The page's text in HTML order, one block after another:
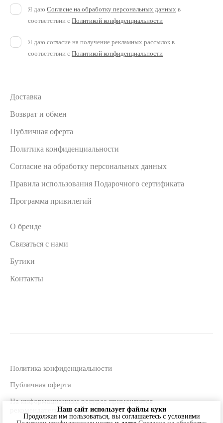
Доставка
Возврат и обмен
Публичная оферта
Политика конфиденциальности
Согласие на обработку персональных данных
Правила использования Подарочного сертификата
Программа привилегий
О бренде
Связаться с нами
Бутики
Контакты
Я даю Согласие на обработку персональных данных в
соответствии с Политикой конфиденциальности
Я даю согласие на получение рекламных рассылок в
соответствии с Политикой конфиденциальности
Политика конфиденциальности
Публичная оферта
На информационном ресурсе применяются
рекомендательные технологии
Наш сайт использует файлы куки
Продолжая им пользоваться, вы соглашаетесь c условиями